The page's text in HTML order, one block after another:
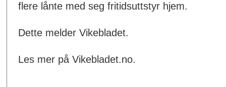
flere lånte med seg fritidsuttstyr hjem.
Dette melder Vikebladet.
Les mer på Vikebladet.no.